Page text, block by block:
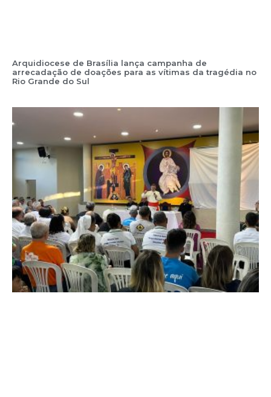
Arquidiocese de Brasília lança campanha de
arrecadação de doações para as vítimas da tragédia no
Rio Grande do Sul